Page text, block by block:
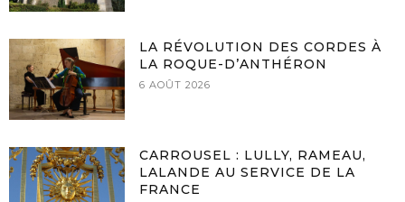
LA RÉVOLUTION DES CORDES À
LA ROQUE-D’ANTHÉRON
6 AOÛT 2026
CARROUSEL : LULLY, RAMEAU,
LALANDE AU SERVICE DE LA
FRANCE